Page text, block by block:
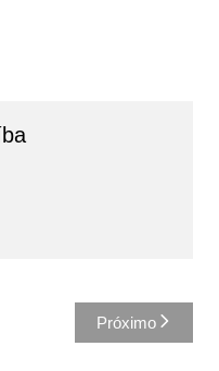
Próximo